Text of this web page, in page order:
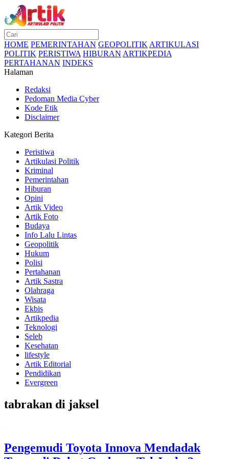
HOME PEMERINTAHAN GEOPOLITIK ARTIKULASI
POLITIK PERISTIWA HIBURAN ARTIKPEDIA
PERTAHANAN INDEKS
Halaman
Redaksi
Pedoman Media Cyber
Kode Etik
Disclaimer
Kategori Berita
Peristiwa
Artikulasi Politik
Kriminal
Pemerintahan
Hiburan
Opini
Artik Video
Artik Foto
Budaya
Info Lalu Lintas
Geopolitik
Hukum
Polisi
Pertahanan
Artik Sastra
Olahraga
Wisata
Ekbis
Artikpedia
Teknologi
Seleb
Kesehatan
lifestyle
Artik Editorial
Pendidikan
Evergreen
tabrakan di jaksel
Pengemudi Toyota Innova Mendadak